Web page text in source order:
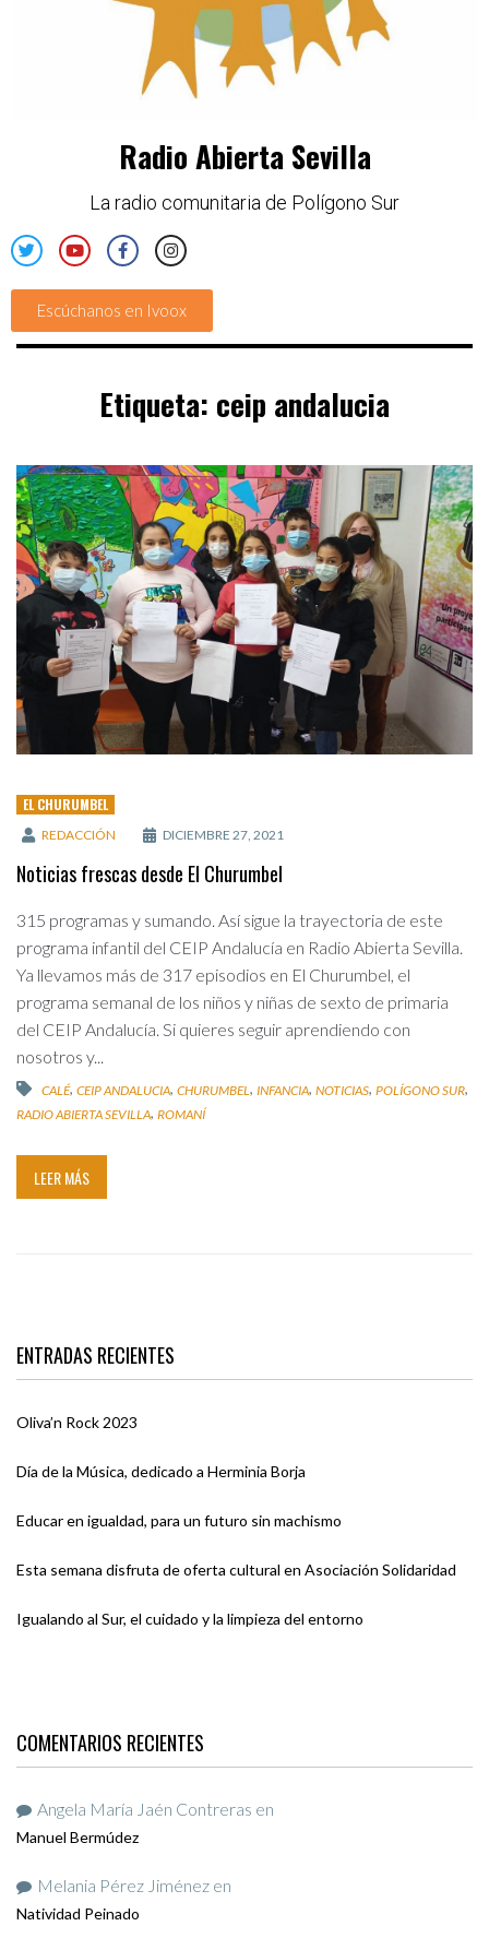
Radio Abierta Sevilla
La radio comunitaria de Polígono Sur
Escúchanos en Ivoox
Etiqueta: ceip andalucia
EL CHURUMBEL
REDACCIÓN DICIEMBRE 27, 2021
Noticias frescas desde El Churumbel
315 programas y sumando. Así sigue la trayectoria de este
programa infantil del CEIP Andalucía en Radio Abierta Sevilla.
Ya llevamos más de 317 episodios en El Churumbel, el
programa semanal de los niños y niñas de sexto de primaria
del CEIP Andalucía. Si quieres seguir aprendiendo con
nosotros y...
CALÉ, CEIP ANDALUCIA, CHURUMBEL, INFANCIA, NOTICIAS, POLÍGONO SUR,
RADIO ABIERTA SEVILLA, ROMANÍ
LEER MÁS
ENTRADAS RECIENTES
Oliva’n Rock 2023
Día de la Música, dedicado a Herminia Borja
Educar en igualdad, para un futuro sin machismo
Esta semana disfruta de oferta cultural en Asociación Solidaridad
Igualando al Sur, el cuidado y la limpieza del entorno
COMENTARIOS RECIENTES
Angela María Jaén Contreras en
Manuel Bermúdez
Melania Pérez Jiménez en
Natividad Peinado